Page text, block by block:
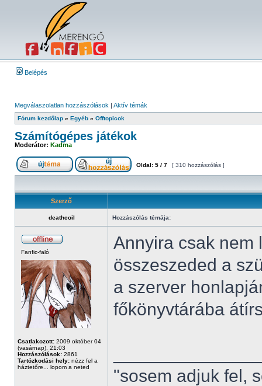
Belépés
Megválaszolatlan hozzászólások | Aktív témák
Fórum kezdőlap » Egyéb » Offtopicok
Számítógépes játékok
Moderátor: Kadma
Oldal: 5 / 7 [ 310 hozzászólás ]
Szerző
deathcoil Hozzászólás témája:
Fanfic-faló
Csatlakozott: 2009 október 04
(vasárnap), 21:03
Hozzászólások: 2861
Tartózkodási hely: nézz fel a
háztetőre... lopom a neted
Annyira csak nem
összeszeded a
a szerver
főkönyvtárába
"sosem adjuk fel,